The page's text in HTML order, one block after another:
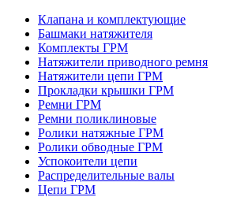
Клапана и комплектующие
Башмаки натяжителя
Комплекты ГРМ
Натяжители приводного ремня
Натяжители цепи ГРМ
Прокладки крышки ГРМ
Ремни ГРМ
Ремни поликлиновые
Ролики натяжные ГРМ
Ролики обводные ГРМ
Успокоители цепи
Распределительные валы
Цепи ГРМ